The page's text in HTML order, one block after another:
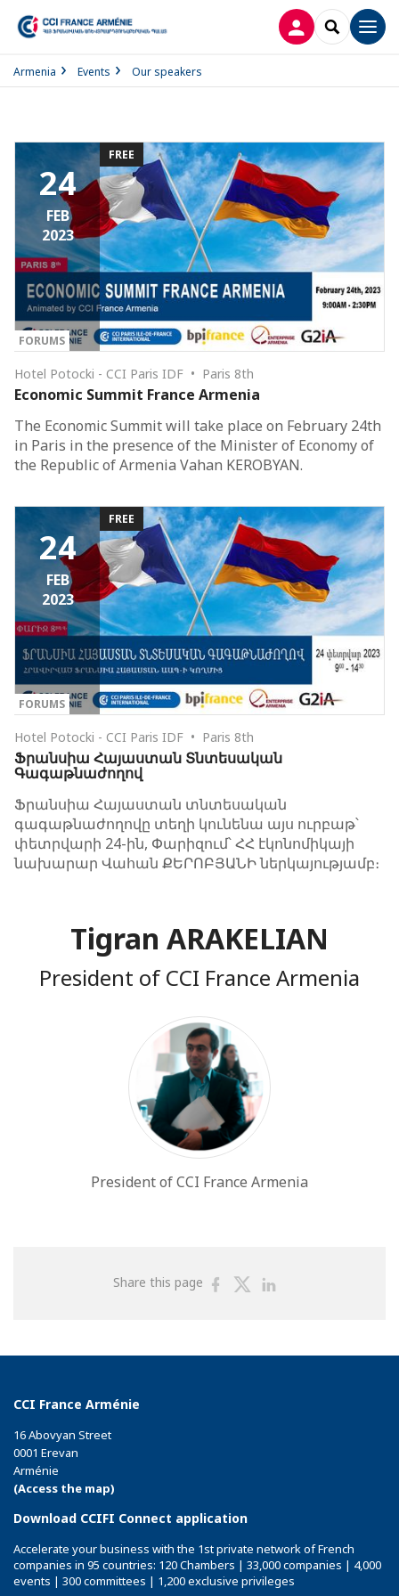
LOG INSEARCH
Armenia Events Our speakers
24
FEB
2023
FREE
FORUMS
Hotel Potocki - CCI Paris IDF • Paris 8th
Economic Summit France Armenia
The Economic Summit will take place on February 24th
in Paris in the presence of the Minister of Economy of
the Republic of Armenia Vahan KEROBYAN.
24
FEB
2023
FREE
FORUMS
Hotel Potocki - CCI Paris IDF • Paris 8th
Ֆրանսիա Հայաստան Տնտեսական
Գագաթնաժողով
Ֆրանսիա Հայաստան տնտեսական
գագաթնաժողովը տեղի կունենա այս ուրբաթ՝
փետրվարի 24-ին, Փարիզում՝ ՀՀ էկոնոմիկայի
նախարար Վահան ՔԵՐՈԲՅԱՆԻ ներկայությամբ։
Tigran ARAKELIAN
President of CCI France Armenia
President of CCI France Armenia
Share this page
ShareShare
CCI France Arménie
16 Abovyan Street
0001 Erevan
Arménie
(Access the map)
Download CCIFI Connect application
Accelerate your business with the 1st private network of French
companies in 95 countries: 120 Chambers | 33,000 companies | 4,000
events | 300 committees | 1,200 exclusive privileges